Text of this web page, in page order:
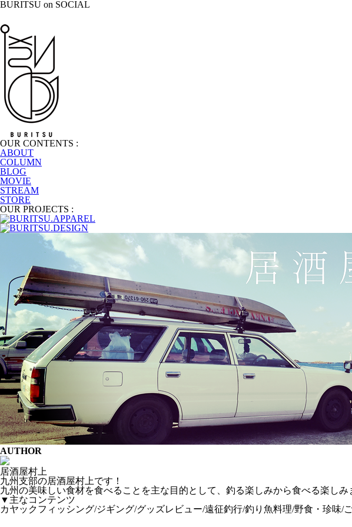
BURITSU on SOCIAL
OUR CONTENTS :
ABOUT
COLUMN
BLOG
MOVIE
STREAM
STORE
OUR PROJECTS :
AUTHOR
居酒屋村上
九州支部の居酒屋村上です！
九州の美味しい食材を食べることを主な目的として、釣る楽しみから食べる楽し
▼主なコンテンツ
カヤックフィッシング/ジギング/グッズレビュー/遠征釣行/釣り魚料理/野食・珍味/